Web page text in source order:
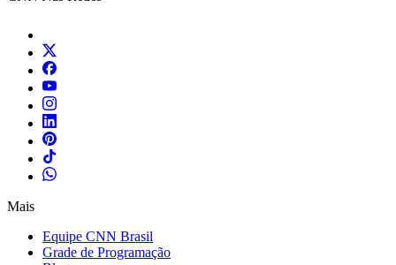
Mais
Equipe CNN Brasil
Grade de Programação